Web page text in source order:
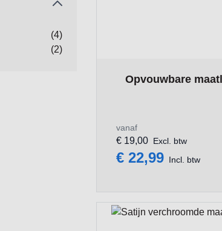
(4)
(2)
Opvouwbare
The price depends on
vanaf
€ 22,99 Incl. btw
€ 19,00 Excl. btw